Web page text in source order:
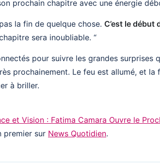
prochain chapitre avec une énergie
pas la fin de quelque chose. C’est le début
sera inoubliable. “
pour suivre les grandes surprises
prochainement. Le feu est allumé, et
à briller.
et Vision : Fatima Camara Ouvre le
premier sur News Quotidien.